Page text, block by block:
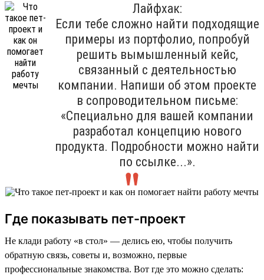
Лайфхак:
Если тебе сложно найти подходящие
примеры из портфолио, попробуй
решить вымышленный кейс,
связанный с деятельностью
компании. Напиши об этом проекте
в сопроводительном письме:
«Специально для вашей компании
разработал концепцию нового
продукта. Подробности можно найти
по ссылке...».
Где показывать пет-проект
Не клади работу «в стол» — делись ею, чтобы получить
обратную связь, советы и, возможно, первые
профессиональные знакомства. Вот где это можно сделать: